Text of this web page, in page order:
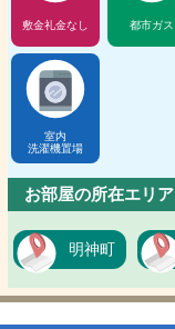
敷金礼金なし 都市ガス
室内
洗濯機置場
お部屋の所在エリア
明神町